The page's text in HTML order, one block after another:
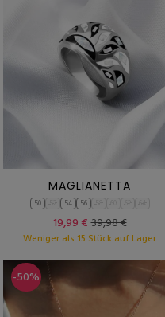
MAGLIANETTA
50 54 56
19,99 €39,98 €
Weniger als 15 Stück auf Lager
-50%